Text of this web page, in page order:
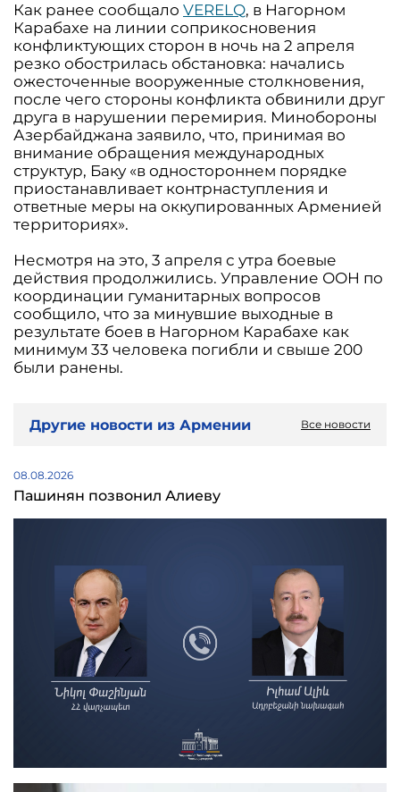
Как ранее сообщало VERELQ, в Нагорном
Карабахе на линии соприкосновения
конфликтующих сторон в ночь на 2 апреля
резко обострилась обстановка: начались
ожесточенные вооруженные столкновения,
после чего стороны конфликта обвинили друг
друга в нарушении перемирия. Минобороны
Азербайджана заявило, что, принимая во
внимание обращения международных
структур, Баку «в одностороннем порядке
приостанавливает контрнаступления и
ответные меры на оккупированных Арменией
территориях».
Несмотря на это, 3 апреля с утра боевые
действия продолжились. Управление ООН по
координации гуманитарных вопросов
сообщило, что за минувшие выходные в
результате боев в Нагорном Карабахе как
минимум 33 человека погибли и свыше 200
были ранены.
Другие новости из Армении Все новости
08.08.2026
Пашинян позвонил Алиеву